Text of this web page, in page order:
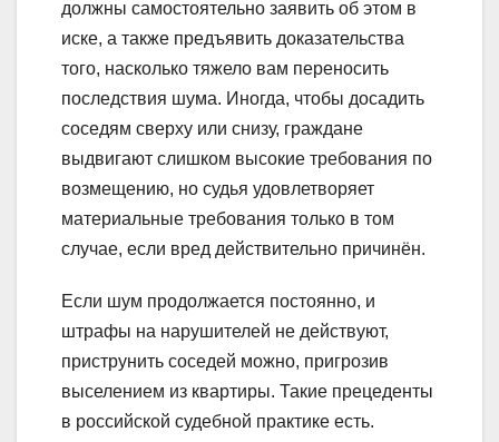
должны самостоятельно заявить об этом в
иске, а также предъявить доказательства
того, насколько тяжело вам переносить
последствия шума. Иногда, чтобы досадить
соседям сверху или снизу, граждане
выдвигают слишком высокие требования по
возмещению, но судья удовлетворяет
материальные требования только в том
случае, если вред действительно причинён.
Если шум продолжается постоянно, и
штрафы на нарушителей не действуют,
приструнить соседей можно, пригрозив
выселением из квартиры. Такие прецеденты
в российской судебной практике есть.